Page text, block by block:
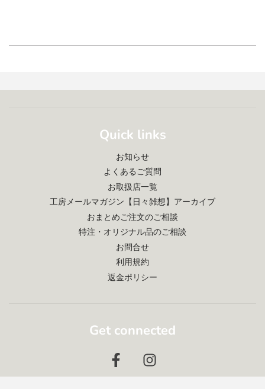
Quick links
お知らせ
よくあるご質問
お取扱店一覧
工房メールマガジン【日々雑想】アーカイブ
おまとめご注文のご相談
特注・オリジナル品のご相談
お問合せ
利用規約
返金ポリシー
Get connected